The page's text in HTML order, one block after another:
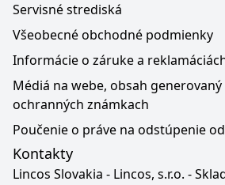
Servisné strediská
Všeobecné obchodné podmienky
Informácie o záruke a
Médiá na webe, obsah generovaný
ochranných známkach
Poučenie o práve na odstúpenie
Kontakty
Lincos Slovakia - Lincos, s.r.o. -